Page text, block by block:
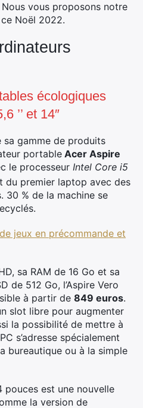
vous proposons notre
Noël 2022.
écologiques
’’ et 14″
sa gamme de produits
portable Acer Aspire
le processeur Intel Core i5
du premier laptop avec des
30 % de la machine se
jeux en précommande et
sa RAM de 16 Go et sa
de 512 Go, l’Aspire Vero
à partir de 849 euros.
slot libre pour augmenter
la possibilité de mettre à
s’adresse spécialement
bureautique ou à la simple
pouces est une nouvelle
la version de